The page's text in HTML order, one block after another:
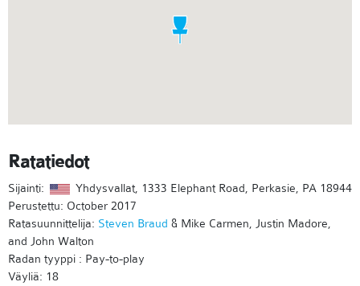
Ratatiedot
Sijainti:
Yhdysvallat, 1333 Elephant Road, Perkasie, PA 18944
Perustettu: October 2017
Ratasuunnittelija: Steven Braud & Mike Carmen, Justin Madore,
and John Walton
Radan tyyppi : Pay-to-play
Väyliä: 18